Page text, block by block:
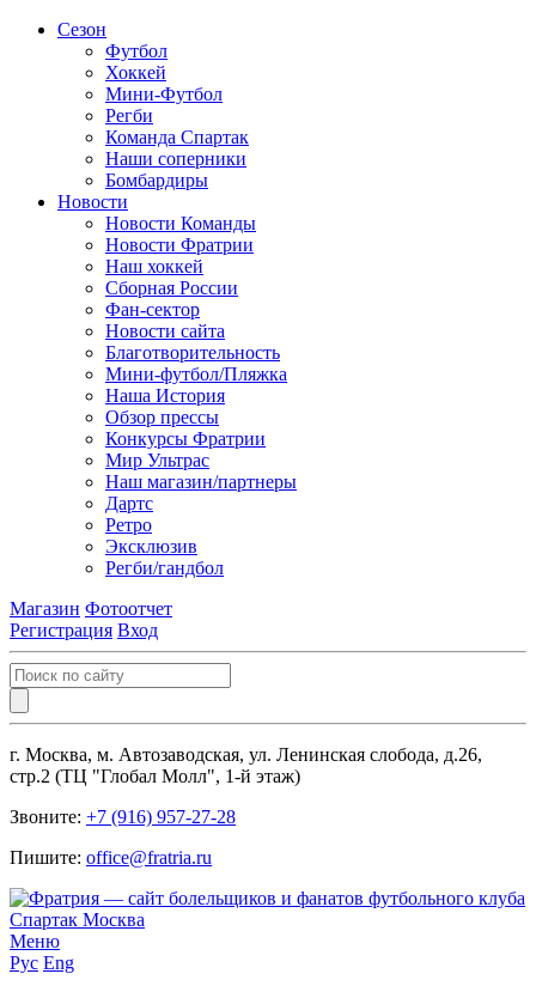
Сезон
Футбол
Хоккей
Мини-Футбол
Регби
Команда Спартак
Наши соперники
Бомбардиры
Новости
Новости Команды
Новости Фратрии
Наш хоккей
Сборная России
Фан-cектор
Новости сайта
Благотворительность
Мини-футбол/Пляжка
Наша История
Обзор прессы
Конкурсы Фратрии
Мир Ультрас
Наш магазин/партнеры
Дартс
Ретро
Эксклюзив
Регби/гандбол
Магазин Фотоотчет
Регистрация Вход
г. Москва, м. Автозаводская, ул. Ленинская слобода, д.26,
стр.2 (ТЦ "Глобал Молл", 1-й этаж)
Звоните: +7 (916) 957-27-28
Пишите: office@fratria.ru
Меню
Рус Eng